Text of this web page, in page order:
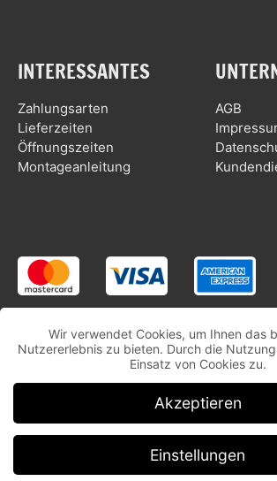
INTERESSANTES
Zahlungsarten
Lieferzeiten
Öffnungszeiten
Montageanleitung
AGB
Copyright © CooleSticker.ch | Alle Rechte
Wir verwendet Cookies, um Ihnen das
Nutzererlebnis zu bieten. Durch die
Einsatz von Cookies zu.
Akzeptieren
Einstellungen